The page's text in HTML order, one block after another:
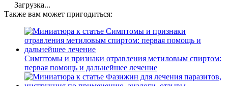
Загрузка...
Также вам может пригодиться:
Симптомы и признаки отравления метиловым спиртом:
первая помощь и дальнейшее лечение